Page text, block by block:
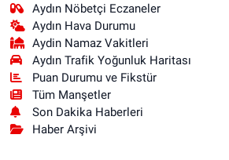
Aydın Nöbetçi Eczaneler
Aydın Hava Durumu
Aydin Namaz Vakitleri
Aydın Trafik Yoğunluk Haritası
Puan Durumu ve Fikstür
Tüm Manşetler
Son Dakika Haberleri
Haber Arşivi